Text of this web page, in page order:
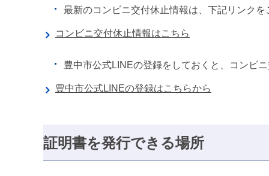
最新のコンビニ交付休止情報は、下記リンクを
コンビニ交付休止情報はこちら
豊中市公式LINEの登録をしておくと、コンビ
豊中市公式LINEの登録はこちらから
証明書を発行できる場所